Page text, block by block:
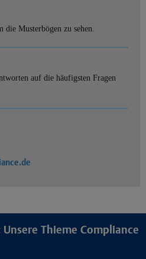
die Musterbögen zu sehen.
auf die häufigsten Fragen
Thieme Compliance